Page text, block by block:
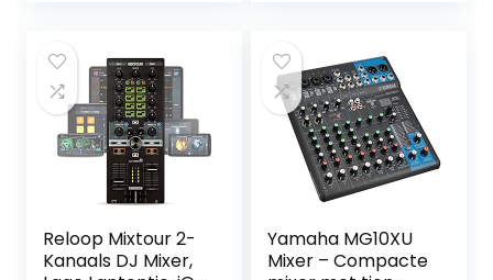
€179.99.€148.00.
Reloop Mixtour 2-
Kanaals DJ Mixer,
Yamaha MG10XU
Mixer – Compacte